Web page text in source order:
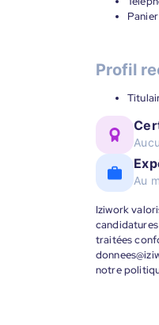
Profil
Au
Iziwork
traitées
notre